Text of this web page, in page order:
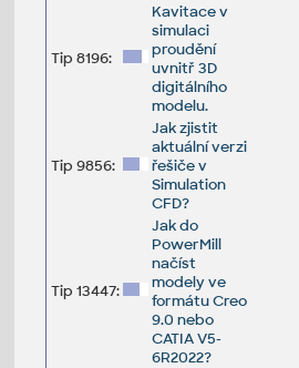
Tip 8196:
Kavitace v
simulaci
proudění
uvnitř 3D
digitálního
modelu.
Tip 9856:
Jak zjistit
aktuální verzi
řešiče v
Simulation
CFD?
Tip 13447:
Jak do
PowerMill
načíst
modely ve
formátu Creo
9.0 nebo
CATIA V5-
6R2022?